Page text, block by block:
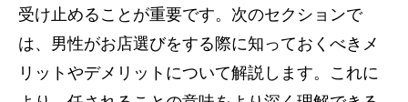
受け止めることが重要です。次のセクションで
は、男性がお店選びをする際に知っておくべきメ
リットやデメリットについて解説します。これに